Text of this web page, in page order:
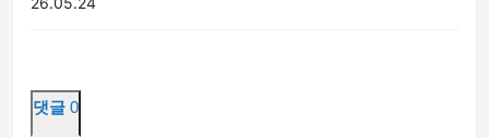
댓글 0